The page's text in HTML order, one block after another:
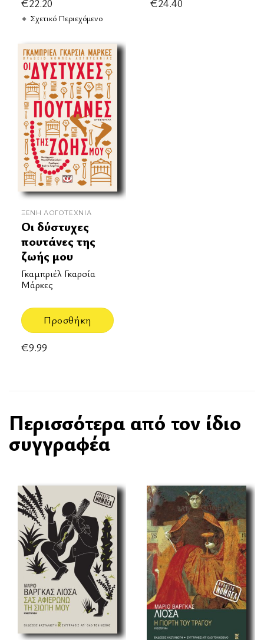
€22.20
Σχετικό Περιεχόμενο
€24.40
ΞΈΝΗ ΛΟΓΟΤΕΧΝΊΑ
Οι δύστυχες
πουτάνες της
ζωής μου
Γκαμπριέλ Γκαρσία
Μάρκες
Προσθήκη
€9.99
Περισσότερα από τον ίδιο
συγγραφέα